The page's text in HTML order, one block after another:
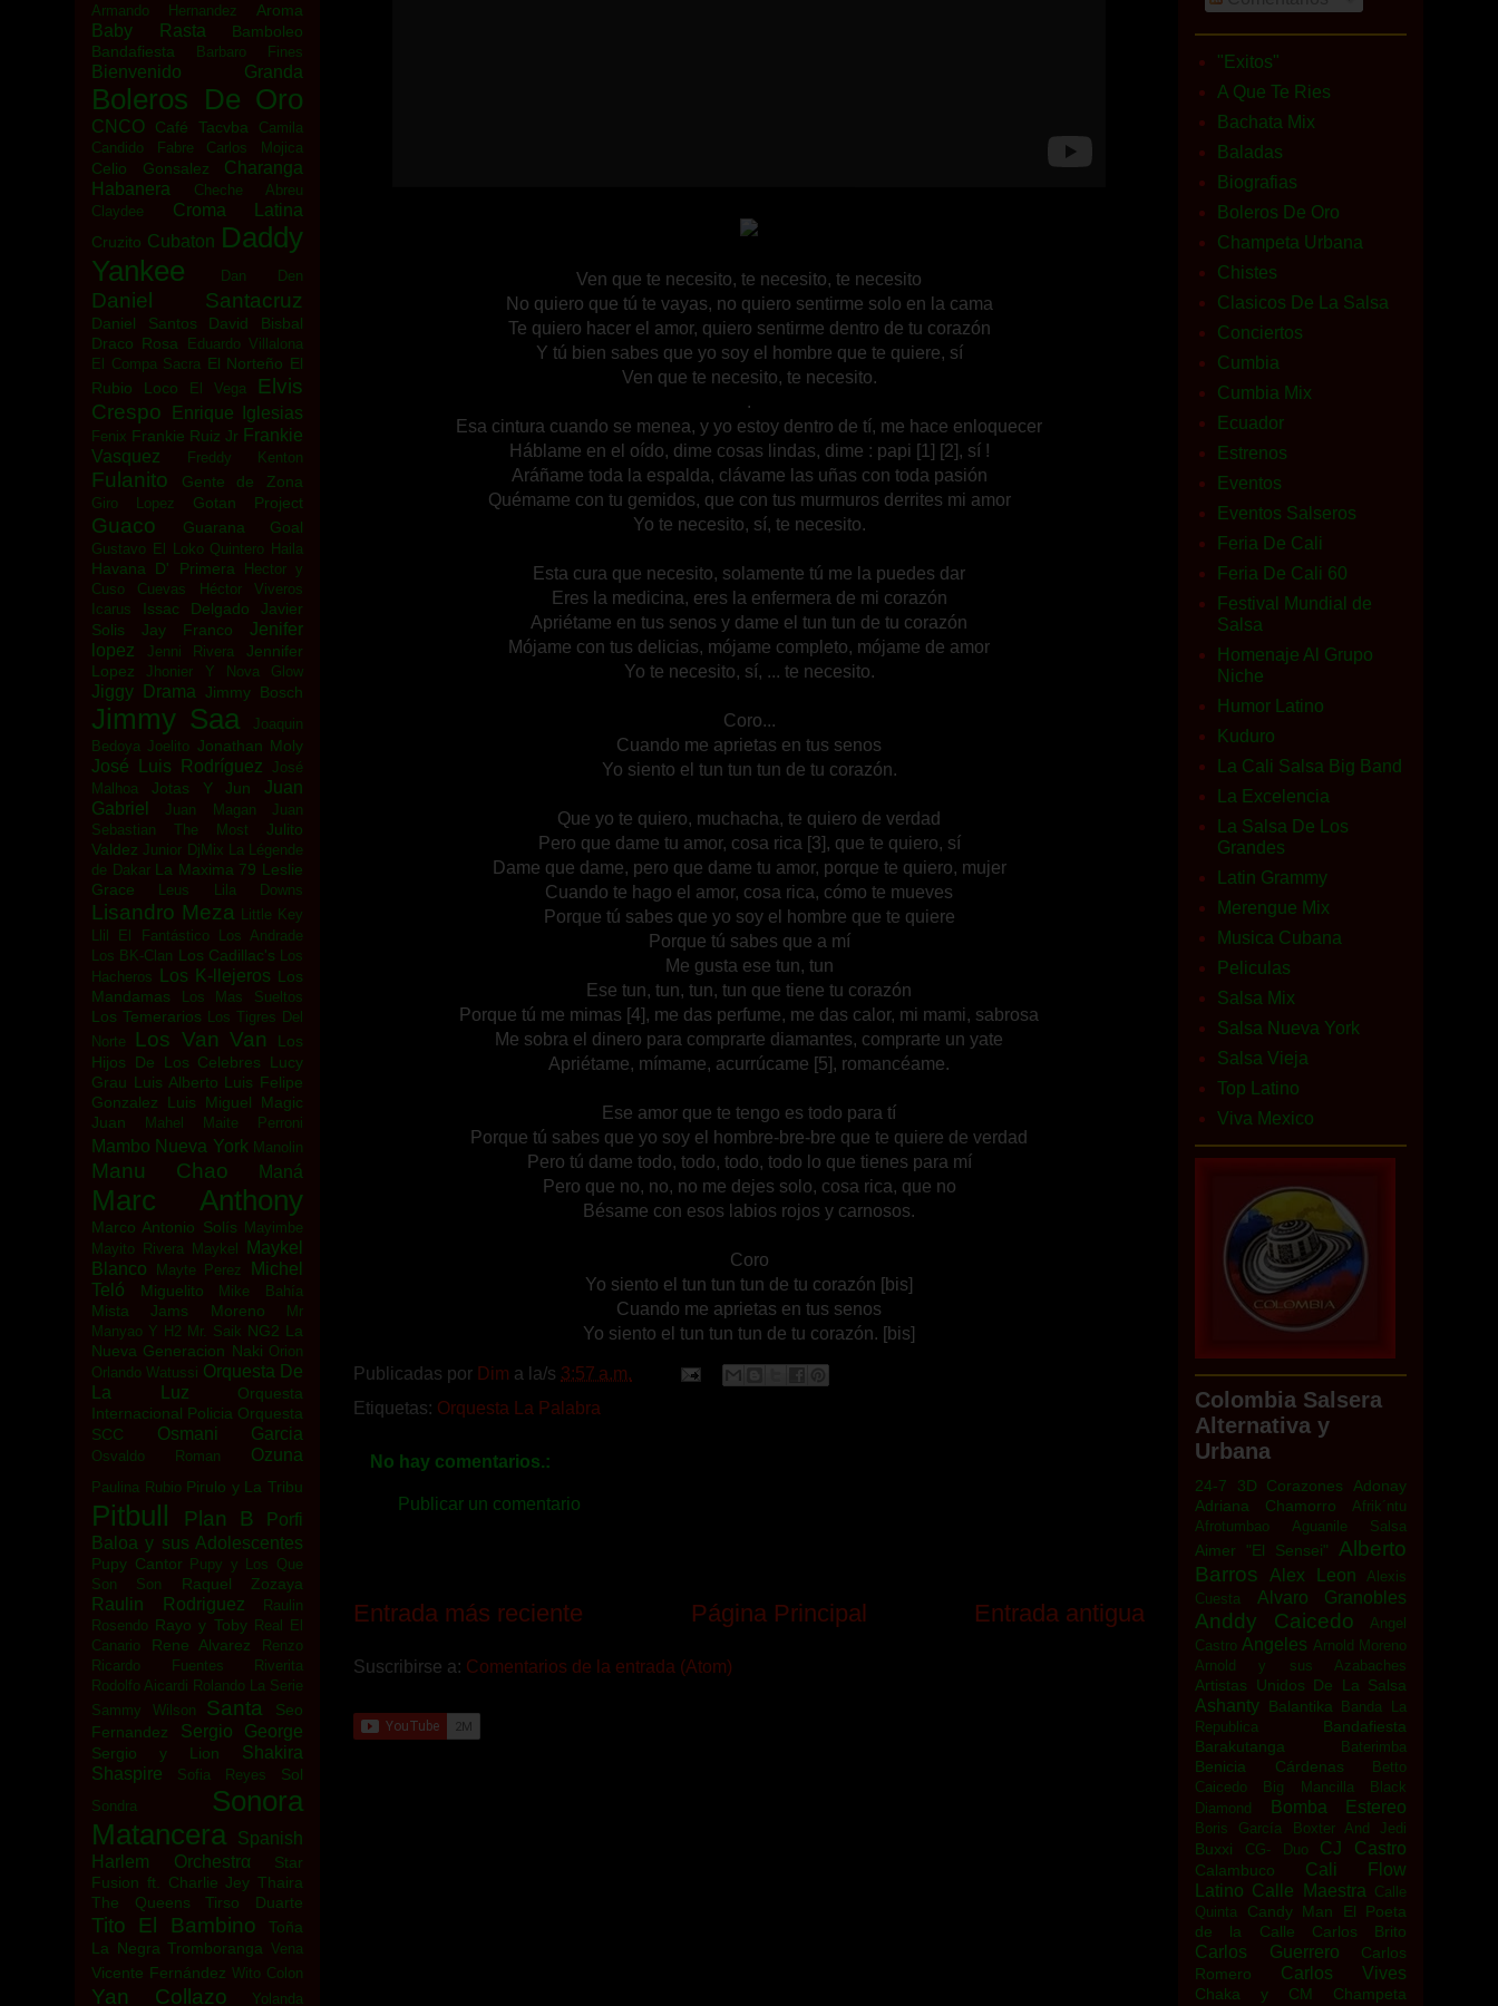
Ven que te necesito, te necesito, te necesito
No quiero que tú te vayas, no quiero sentirme solo en la cama
Te quiero hacer el amor, quiero sentirme dentro de tu corazón
Y tú bien sabes que yo soy el hombre que te quiere, sí
Ven que te necesito, te necesito.
.
Esa cintura cuando se menea, y yo estoy dentro de tí, me hace enloquecer
Háblame en el oído, dime cosas lindas, dime : papi [1] [2], sí !
Aráñame toda la espalda, clávame las uñas con toda pasión
Quémame con tu gemidos, que con tus murmuros derrites mi amor
Yo te necesito, sí, te necesito.
Esta cura que necesito, solamente tú me la puedes dar
Eres la medicina, eres la enfermera de mi corazón
Apriétame en tus senos y dame el tun tun de tu corazón
Mójame con tus delicias, mójame completo, mójame de amor
Yo te necesito, sí, ... te necesito.
Coro...
Cuando me aprietas en tus senos
Yo siento el tun tun tun de tu corazón.
Que yo te quiero, muchacha, te quiero de verdad
Pero que dame tu amor, cosa rica [3], que te quiero, sí
Dame que dame, pero que dame tu amor, porque te quiero, mujer
Cuando te hago el amor, cosa rica, cómo te mueves
Porque tú sabes que yo soy el hombre que te quiere
Porque tú sabes que a mí
Me gusta ese tun, tun
Ese tun, tun, tun, tun que tiene tu corazón
Porque tú me mimas [4], me das perfume, me das calor, mi mami, sabrosa
Me sobra el dinero para comprarte diamantes, comprarte un yate
Apriétame, mímame, acurrúcame [5], romancéame.
Ese amor que te tengo es todo para tí
Porque tú sabes que yo soy el hombre-bre-bre que te quiere de verdad
Pero tú dame todo, todo, todo, todo lo que tienes para mí
Pero que no, no, no me dejes solo, cosa rica, que no
Bésame con esos labios rojos y carnosos.
Coro
Yo siento el tun tun tun de tu corazón [bis]
Cuando me aprietas en tus senos
Yo siento el tun tun tun de tu corazón. [bis]
Publicadas por Dim a la/s 3:57 a.m.
Etiquetas: Orquesta La Palabra
No hay comentarios.:
Publicar un comentario
Entrada más reciente Entrada antigua
Página Principal
Suscribirse a: Comentarios de la entrada (Atom)
Armando Hernandez Aroma
Baby Rasta
Bamboleo
Bandafiesta
Barbaro Fines
Bienvenido Granda
Boleros De Oro
CNCO Café Tacvba
Camila
Candido Fabre
Carlos Mojica
Celio Gonsalez
Charanga
Habanera
Cheche Abreu
Claydee
Croma Latina
Cruzito Cubaton Daddy
Yankee
Dan Den
Daniel Santacruz
Daniel Santos
David Bisbal
Draco Rosa
Eduardo Villalona
El Compa Sacra El Norteño El
Rubio Loco
El Vega
Elvis
Crespo
Enrique Iglesias
Fenix Frankie Ruiz Jr Frankie
Vasquez
Freddy Kenton
Fulanito Gente de Zona
Giro Lopez Gotan Project
Guaco Guarana Goal
Gustavo El Loko Quintero Haila
Havana D' Primera
Hector y
Cuso Cuevas
Héctor Viveros
Icarus
Issac Delgado
Javier
Solis
Jay Franco
Jenifer
lopez
Jenni Rivera
Jennifer
Lopez
Jhonier Y Nova Glow
Jiggy Drama Jimmy Bosch
Jimmy Saa
Joaquin
Bedoya Joelito Jonathan Moly
José Luis Rodríguez
José
Malhoa
Jotas Y Jun
Juan
Gabriel
Juan Magan
Juan
Sebastian The Most
Julito
Valdez Junior DjMix La Légende
de Dakar La Maxima 79 Leslie
Grace
Leus Lila Downs
Lisandro Meza Little Key
Llil El Fantástico
Los Andrade
Los BK-Clan Los Cadillac's Los
Hacheros
Los K-llejeros Los
Mandamas
Los Mas Sueltos
Los Temerarios Los Tigres Del
Norte
Los Van Van
Los
Hijos De Los Celebres
Lucy
Grau Luis Alberto Luis Felipe
Gonzalez
Luis Miguel
Magic
Juan
Mahel Maite Perroni
Mambo Nueva York Manolin
Manu Chao Maná
Marc Anthony
Marco Antonio Solís Mayimbe
Mayito Rivera Maykel
Maykel
Blanco
Mayte Perez
Michel
Teló
Miguelito Mike Bahía
Mista Jams Moreno
Mr
Manyao Y H2 Mr. Saik NG2 La
Nueva Generacion Naki Orion
Orlando Watussi Orquesta De
La Luz
Orquesta
Internacional Policia Orquesta
SCC
Osmani Garcia
Osvaldo Roman Ozuna
Paulina Rubio Pirulo y La Tribu
Pitbull Plan B
Porfi
Baloa y sus Adolescentes
Pupy Cantor Pupy y Los Que
Son Son
Raquel Zozaya
Raulin Rodriguez
Raulin
Rosendo Rayo y Toby Real El
Canario
Rene Alvarez
Renzo
Ricardo Fuentes
Riverita
Rodolfo Aicardi Rolando La Serie
Sammy Wilson
Santa
Seo
Fernandez
Sergio George
Sergio y Lion
Shakira
Shaspire
Sofia Reyes Sol
Sondra
Sonora
Matancera
Spanish
Harlem Orchestrα
Star
Fusion ft. Charlie Jey Thaira
The Queens
Tirso Duarte
Tito El Bambino
Toña
La Negra Tromboranga Vena
Vicente Fernández Wito Colon
Yan Collazo Yolanda
"Exitos"
A Que Te Ries
Bachata Mix
Baladas
Biografias
Boleros De Oro
Champeta Urbana
Chistes
Clasicos De La Salsa
Conciertos
Cumbia
Cumbia Mix
Ecuador
Estrenos
Eventos
Eventos Salseros
Feria De Cali
Feria De Cali 60
Festival Mundial de
Salsa
Homenaje Al Grupo
Niche
Humor Latino
Kuduro
La Cali Salsa Big Band
La Excelencia
La Salsa De Los
Grandes
Latin Grammy
Merengue Mix
Musica Cubana
Peliculas
Salsa Mix
Salsa Nueva York
Salsa Vieja
Top Latino
Viva Mexico
Colombia Salsera
Alternativa y
Urbana
24-7 3D Corazones
Adonay
Adriana Chamorro
Afrik´ntu
Afrotumbao
Aguanile Salsa
Aimer "El Sensei"
Alberto
Barros
Alex Leon
Alexis
Cuesta
Alvaro Granobles
Anddy Caicedo
Angel
Castro Angeles Arnold Moreno
Arnold y sus Azabaches
Artistas Unidos De La Salsa
Ashanty Balantika
Banda La
Republica
Bandafiesta
Barakutanga
Baterimba
Benicia Cárdenas
Betto
Caicedo
Big Mancilla
Black
Diamond
Bomba Estereo
Boris García Boxter And Jedi
Buxxi CG- Duo CJ Castro
Calambuco
Cali Flow
Latino Calle Maestra Calle
Quinta
Candy Man El Poeta
de la Calle
Carlos Brito
Carlos Guerrero
Carlos
Romero
Carlos Vives
Chaka y CM
Champeta